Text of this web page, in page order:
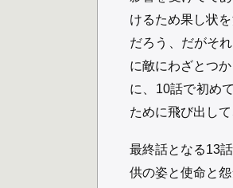
けるため果し状
だろう、だがそ
に敵にわざとつ
に、10話で初め
ために飛び出し
最終話となる13
供の姿と使命と